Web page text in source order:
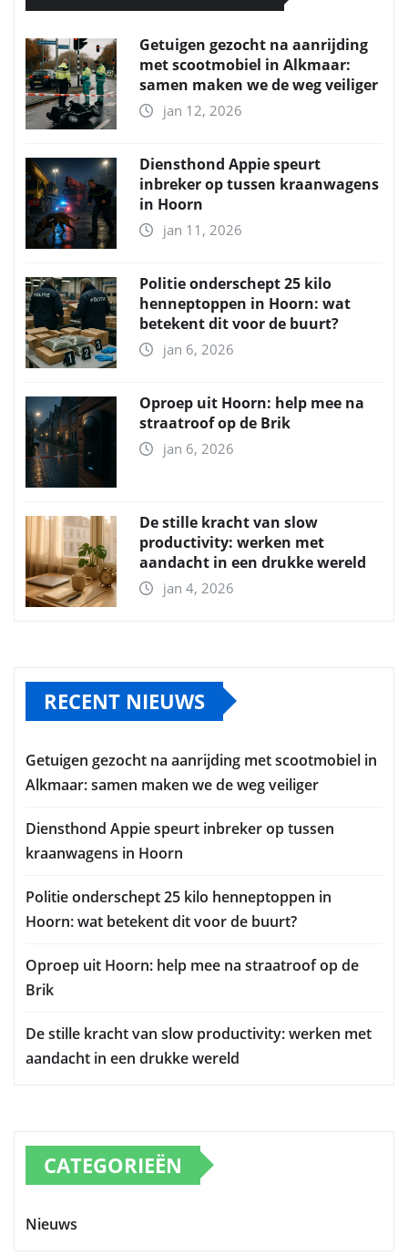
Getuigen gezocht na aanrijding
met scootmobiel in Alkmaar:
samen maken we de weg veiliger
jan 12, 2026
Diensthond Appie speurt
inbreker op tussen kraanwagens
in Hoorn
jan 11, 2026
Politie onderschept 25 kilo
henneptoppen in Hoorn: wat
betekent dit voor de buurt?
jan 6, 2026
Oproep uit Hoorn: help mee na
straatroof op de Brik
jan 6, 2026
De stille kracht van slow
productivity: werken met
aandacht in een drukke wereld
jan 4, 2026
RECENT NIEUWS
Getuigen gezocht na aanrijding met scootmobiel in
Alkmaar: samen maken we de weg veiliger
Diensthond Appie speurt inbreker op tussen
kraanwagens in Hoorn
Politie onderschept 25 kilo henneptoppen in
Hoorn: wat betekent dit voor de buurt?
Oproep uit Hoorn: help mee na straatroof op de
Brik
De stille kracht van slow productivity: werken met
aandacht in een drukke wereld
CATEGORIEËN
Nieuws